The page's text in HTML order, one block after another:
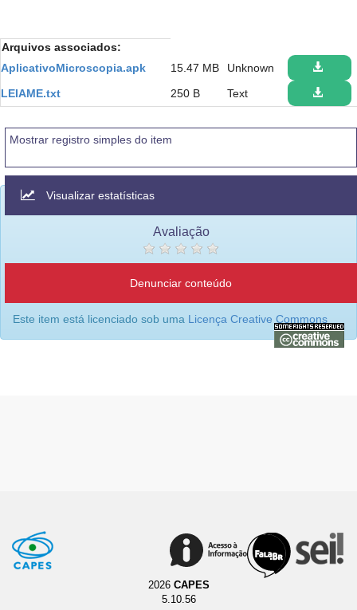
Arquivos associados:
AplicativoMicroscopia.apk
15.47 MB
Unknown
LEIAME.txt
250 B Text
Mostrar registro simples do item
Visualizar estatísticas
Avaliação
Denunciar conteúdo
Este item está licenciado sob uma Licença Creative Commons
2026 CAPES
5.10.56